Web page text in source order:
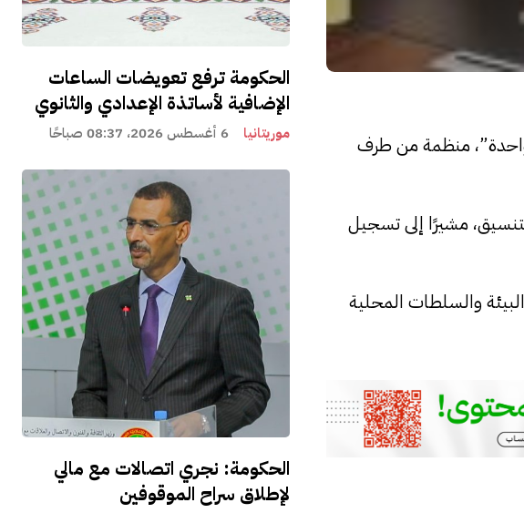
الحكومة ترفع تعويضات الساعات
الإضافية لأساتذة الإعدادي والثانوي
موريتانيا 6 أغسطس 2026، 08:37 صباحًا
الحكومة: نجري اتصالات مع مالي
لإطلاق سراح الموقوفين
منظمة من طرف
مشيرًا إلى تسجيل
والسلطات المحلية